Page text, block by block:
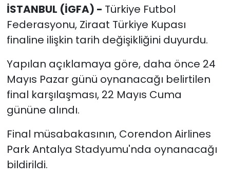
İSTANBUL (İGFA) - Türkiye Futbol
Federasyonu, Ziraat Türkiye Kupası
finaline ilişkin tarih değişikliğini duyurdu.
Yapılan açıklamaya göre, daha önce 24
Mayıs Pazar günü oynanacağı belirtilen
final karşılaşması, 22 Mayıs Cuma
gününe alındı.
Final müsabakasının, Corendon Airlines
Park Antalya Stadyumu'nda oynanacağı
bildirildi.